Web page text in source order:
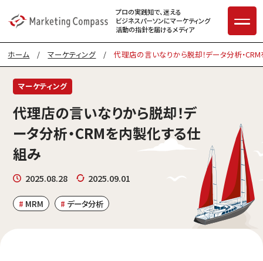
プロの実践知で、迷える
ビジネスパーソンにマーケティング
活動の指針を届けるメディア
ホーム /マーケティング /代理店の言いなりから脱却！データ分析・
マーケティング
代理店の言いなりから脱却！デ
ータ分析・CRMを内製化する仕
組み
2025.08.28 2025.09.01
MRM データ分析